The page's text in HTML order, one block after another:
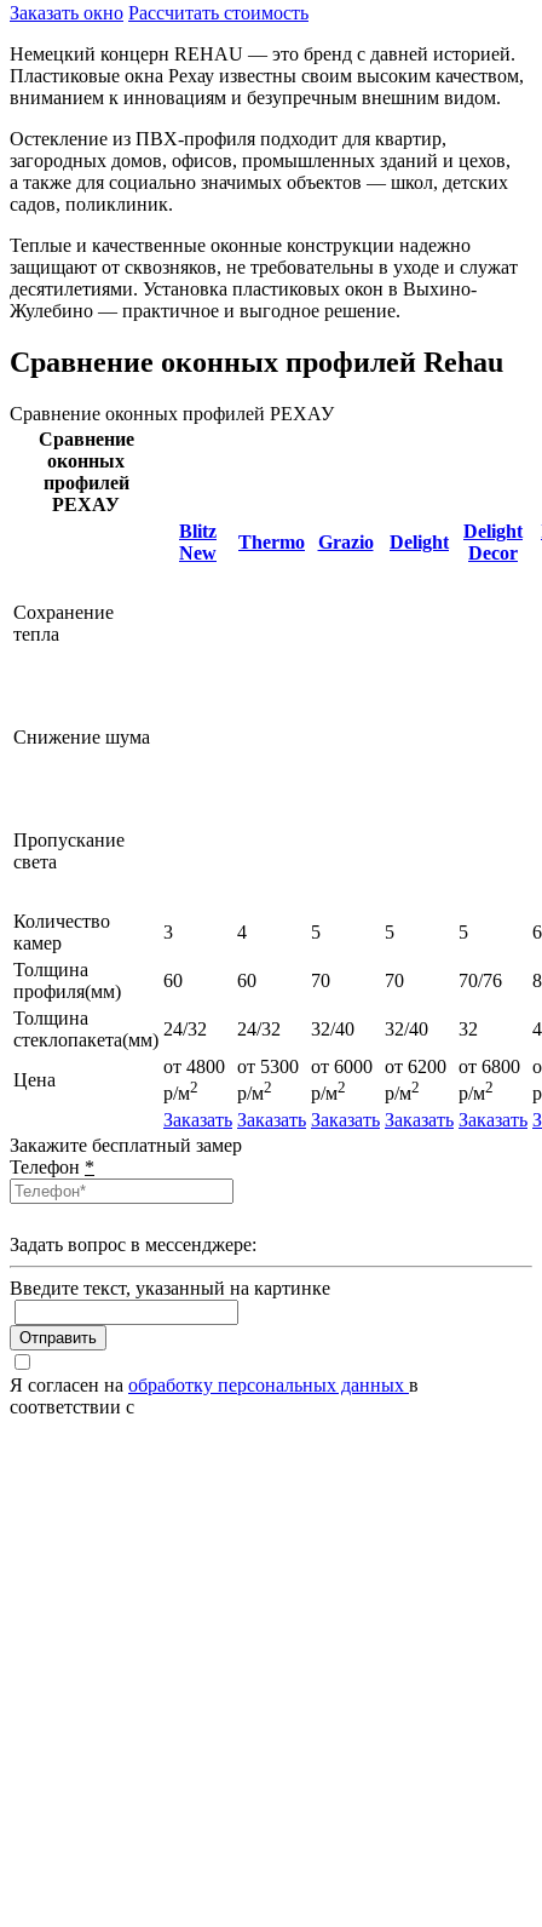
Заказать окно Рассчитать стоимость
Немецкий концерн REHAU — это бренд с давней историей.
Пластиковые окна Рехау известны своим высоким качеством,
вниманием к инновациям и безупречным внешним видом.
Остекление из ПВХ-профиля подходит для квартир,
загородных домов, офисов, промышленных зданий и цехов,
а также для социально значимых объектов — школ, детских
садов, поликлиник.
Теплые и качественные оконные конструкции надежно
защищают от сквозняков, не требовательны в уходе и служат
десятилетиями. Установка пластиковых окон в Выхино-
Жулебино — практичное и выгодное решение.
Сравнение оконных профилей Rehau
Сравнение оконных профилей РЕХАУ
Сравнение
оконных
профилей
РЕХАУ
Blitz
New
Thermo Grazio Delight
Delight
Decor
Сохранение
тепла
Снижение шума
Пропускание
света
Количество
камер
3 4 5 5 5
6
Толщина
профиля(мм)
60 60 70 70 70/76
Толщина
стеклопакета(мм)
24/32 24/32 32/40 32/40 32
Цена
от 4800
р/м2
от 5300
р/м2
от 6000
р/м2
от 6200
р/м2
от 6800
р/м2
Заказать Заказать Заказать Заказать Заказать
Закажите бесплатный замер
Телефон *
Задать вопрос в мессенджере:
Введите текcт, указанный на картинке
Отправить
Я согласен на обработку персональных данных в
соответствии с